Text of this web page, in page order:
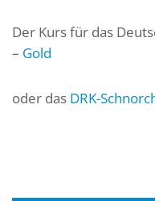
Der Kurs für das
– Gold
oder das DRK-